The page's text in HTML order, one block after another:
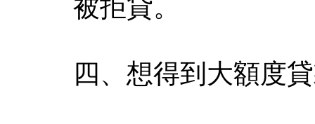
被拒貸。
四、想得到大額度